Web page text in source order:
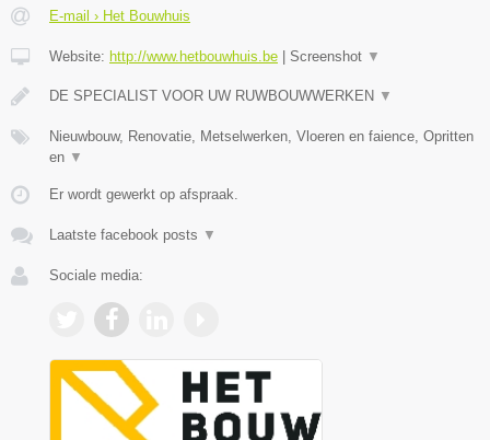
E-mail › Het Bouwhuis
Website: http://www.hetbouwhuis.be Screenshot ▼
DE SPECIALIST VOOR UW RUWBOUWWERKEN ▼
Nieuwbouw, Renovatie, Metselwerken, Vloeren en faience, Opritten
en ▼
Er wordt gewerkt op afspraak.
Laatste facebook posts ▼
Sociale media: